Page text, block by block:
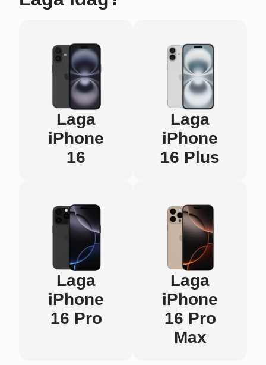
Laga
iPhone
16
Laga
iPhone
16 Plus
Laga
iPhone
16 Pro
Laga
iPhone
16 Pro
Max